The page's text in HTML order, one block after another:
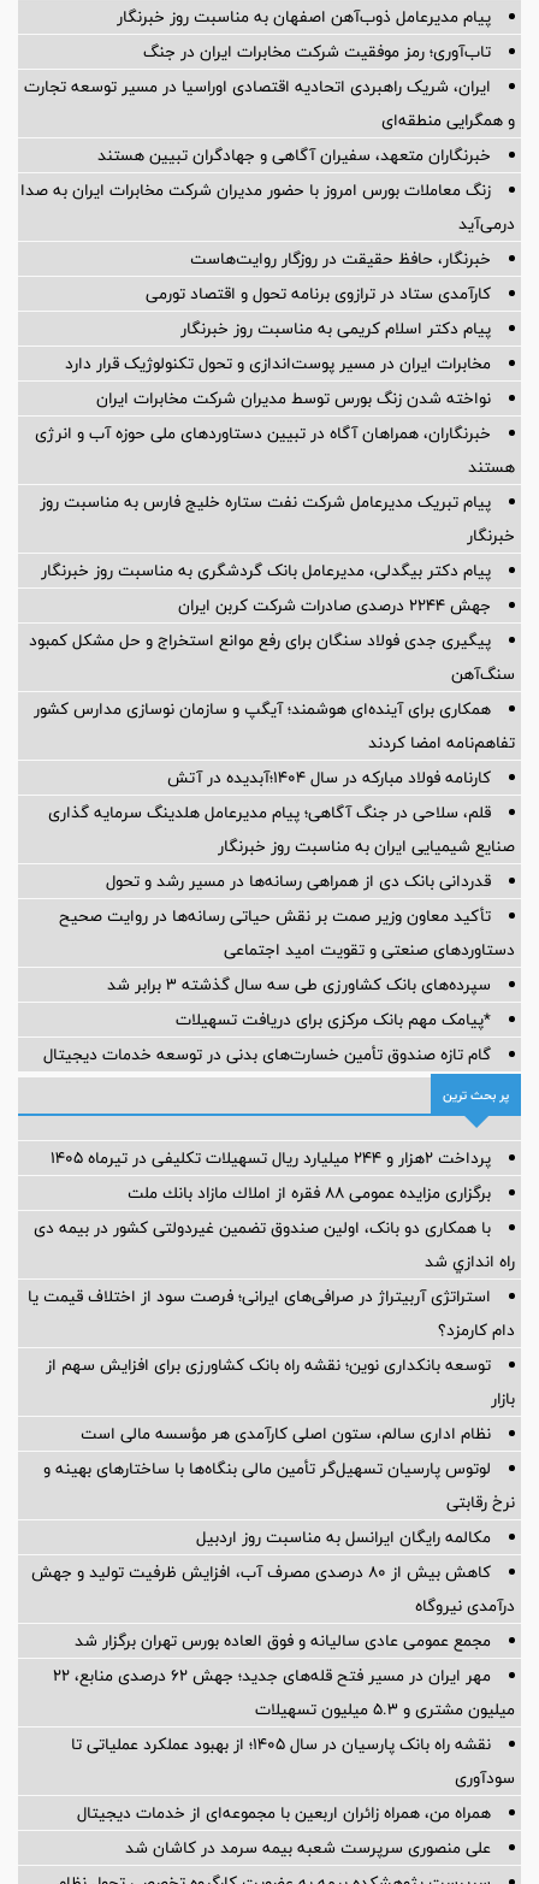
پیام مدیرعامل ذوب‌آهن اصفهان به مناسبت روز خبرنگار
تاب‌آوری؛ رمز موفقیت شرکت مخابرات ایران در جنگ
ایران، شریک راهبردی اتحادیه اقتصادی اوراسیا در مسیر توسعه تجارت
و همگرایی منطقه‌ای
خبرنگاران متعهد، سفیران آگاهی و جهادگران تبیین هستند
زنگ معاملات بورس امروز با حضور مدیران شرکت مخابرات ایران به صدا
درمی‌آید
خبرنگار، حافظ حقیقت در روزگار روایت‌هاست
کارآمدی ستاد در ترازوی برنامه تحول و اقتصاد تورمی
پیام دکتر اسلام کریمی به مناسبت روز خبرنگار
مخابرات ایران در مسیر پوست‌اندازی و تحول تکنولوژیک قرار دارد
نواخته شدن زنگ بورس توسط مدیران شرکت مخابرات ایران
خبرنگاران، همراهان آگاه در تبیین دستاوردهای ملی حوزه آب و انرژی
هستند
پیام تبریک مدیرعامل شرکت نفت ستاره خلیج فارس به مناسبت روز
خبرنگار
پیام دکتر بیگدلی، مدیرعامل بانک گردشگری به مناسبت روز خبرنگار
جهش ۲۲۴۴ درصدی صادرات شرکت کربن ایران
پیگیری جدی فولاد سنگان برای رفع موانع استخراج و حل مشکل کمبود
سنگ‌آهن
همکاری برای آینده‌ای هوشمند؛ آیگپ و سازمان نوسازی مدارس کشور
تفاهم‌نامه امضا کردند
کارنامه فولاد مبارکه در سال ۱۴۰۴؛آبدیده در آتش
قلم، سلاحی در جنگ آگاهی؛ پیام مدیرعامل هلدینگ سرمایه گذاری
صنایع شیمیایی ایران به مناسبت روز خبرنگار
قدردانی بانک دی از همراهی رسانه‌ها در مسیر رشد و تحول
تأکید معاون وزیر صمت بر نقش حیاتی رسانه‌ها در روایت صحیح
دستاوردهای صنعتی و تقویت امید اجتماعی
سپرده‌های بانک کشاورزی طی سه سال گذشته ۳ برابر شد
*پیامک مهم بانک مرکزی برای دریافت تسهیلات
گام تازه صندوق تأمین خسارت‌های بدنی در توسعه خدمات دیجیتال
پر بحث ترین
پرداخت ۲هزار و ۲۴۴ میلیارد ریال تسهیلات تکلیفی در تیرماه ۱۴۰۵
برگزاری مزایده عمومی ۸۸ فقره از املاك مازاد بانك ملت
با همکاری دو بانک، اولین صندوق تضمین غیردولتی کشور در بیمه دی
راه اندازي شد
استراتژی آربیتراژ در صرافی‌های ایرانی؛ فرصت سود از اختلاف قیمت یا
دام کارمزد؟
توسعه بانکداری نوین؛ نقشه راه بانک کشاورزی برای افزایش سهم از
بازار
نظام اداری سالم، ستون اصلی کارآمدی هر مؤسسه مالی است
لوتوس پارسیان تسهیل‌گر تأمین مالی بنگاه‌ها با ساختارهای بهینه و
نرخ رقابتی
مکالمه رایگان ایرانسل به مناسبت روز اردبیل
کاهش بیش از ۸۰ درصدی مصرف آب، افزایش ظرفیت تولید و جهش
درآمدی نیروگاه
مجمع عمومی عادی سالیانه و فوق العاده بورس تهران برگزار شد
مهر ایران در مسیر فتح قله‌های جدید؛ جهش ۶۲ درصدی منابع، ۲۲
میلیون مشتری و ۵.۳ میلیون تسهیلات
نقشه راه بانک پارسیان در سال ۱۴۰۵؛ از بهبود عملکرد عملیاتی تا
سودآوری
همراه من، همراه زائران اربعین با مجموعه‌ای از خدمات دیجیتال
علی منصوری سرپرست شعبه بیمه سرمد در کاشان شد